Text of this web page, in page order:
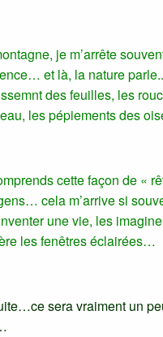
je m’arrête
et là, la nature
des feuilles, les
les pépiements des
cette façon de «
cela m’arrive si
une vie, les
les fenêtres éclairées…
sera vraiment un